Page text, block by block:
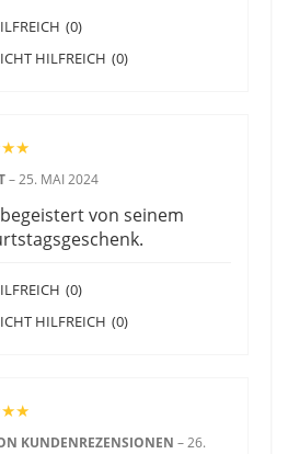
(0)
HILFREICH (0)
★★
–25. MAI 2024
von seinem
(0)
HILFREICH (0)
★★
KUNDENREZENSIONEN –26.